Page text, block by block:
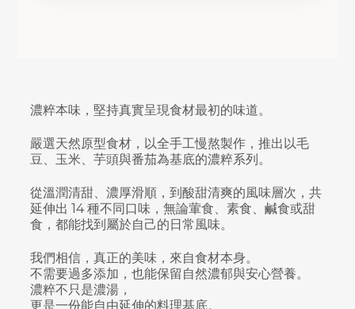
濃粹本味，堅持真實呈現食材最初的味道。
嚴選天然原型食材，以全手工慢熬製作，推出以毛
豆、玉米、芋頭與番茄為基底的濃粹系列。
從溫潤清甜、濃厚滑順，到酸甜清爽的風味層次，共
延伸出 14 種不同口味，無論葷食、素食、鹹食或甜
食，都能找到屬於自己的日常風味。
我們相信，真正的美味，來自食材本身。
不需要過多添加，也能保留自然濃郁與安心營養。
濃粹不只是濃湯，
更是一份能自由延伸的料理基底。